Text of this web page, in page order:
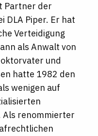
Partner der
DLA Piper. Er hat
Verteidigung
als Anwalt von
und
hatte 1982 den
wenigen auf
Als renommierter